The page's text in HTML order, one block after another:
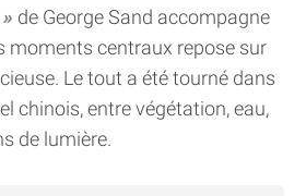
de George Sand accompagne
moments centraux repose sur
Le tout a été tourné dans
chinois, entre végétation, eau,
de lumière.